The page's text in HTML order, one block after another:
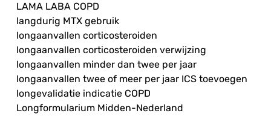
LAMA LABA COPD
langdurig MTX gebruik
longaanvallen corticosteroiden
longaanvallen corticosteroiden verwijzing
longaanvallen minder dan twee per jaar
longaanvallen twee of meer per jaar ICS toevoegen
longevalidatie indicatie COPD
Longformularium Midden-Nederland